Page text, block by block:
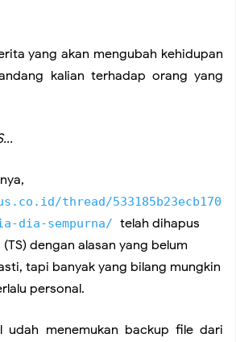
yang akan mengubah kehidupan
kalian terhadap orang yang
thread/533185b23ecb170
dia-sempurna/ telah dihapus
dengan alasan yang belum
tapi banyak yang bilang mungkin
personal.
udah menemukan backup file dari